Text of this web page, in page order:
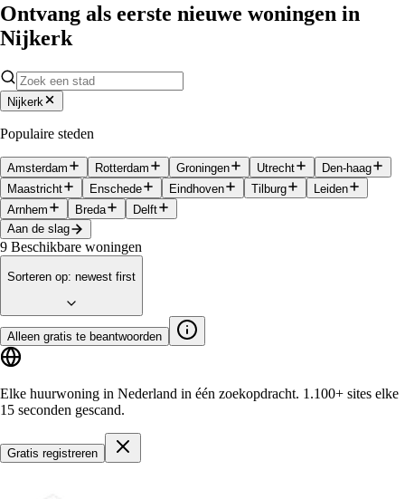
Ontvang als eerste nieuwe woningen in
Nijkerk
Nijkerk
Populaire steden
Amsterdam Rotterdam Groningen Utrecht
Den-haag
Maastricht
Enschede Eindhoven Tilburg
Leiden
Arnhem
Breda
Delft
Aan de slag
9 Beschikbare woningen
Sorteren op: newest first
Alleen gratis te beantwoorden
Elke huurwoning in Nederland in één zoekopdracht. 1.100+ sites elke
15 seconden gescand.
Gratis registreren